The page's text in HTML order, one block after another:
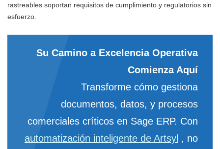
rastreables soportan requisitos de cumplimiento y regulatorios sin
esfuerzo.
Su Camino a Excelencia Operativa
Comienza Aquí
Transforme cómo gestiona
documentos, datos, y procesos
comerciales críticos en Sage ERP. Con
automatización inteligente de Artsyl , no